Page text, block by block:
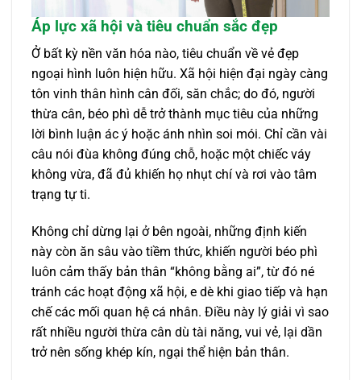
Áp lực xã hội và tiêu chuẩn sắc đẹp
Ở bất kỳ nền văn hóa nào, tiêu chuẩn về vẻ đẹp
ngoại hình luôn hiện hữu. Xã hội hiện đại ngày càng
tôn vinh thân hình cân đối, săn chắc; do đó, người
thừa cân, béo phì dễ trở thành mục tiêu của những
lời bình luận ác ý hoặc ánh nhìn soi mói. Chỉ cần vài
câu nói đùa không đúng chỗ, hoặc một chiếc váy
không vừa, đã đủ khiến họ nhụt chí và rơi vào tâm
trạng tự ti.
Không chỉ dừng lại ở bên ngoài, những định kiến
này còn ăn sâu vào tiềm thức, khiến người béo phì
luôn cảm thấy bản thân “không bằng ai”, từ đó né
tránh các hoạt động xã hội, e dè khi giao tiếp và hạn
chế các mối quan hệ cá nhân. Điều này lý giải vì sao
rất nhiều người thừa cân dù tài năng, vui vẻ, lại dần
trở nên sống khép kín, ngại thể hiện bản thân.